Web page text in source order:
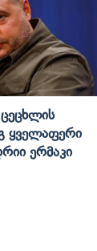
Ყველაფერი
Ერმაკი